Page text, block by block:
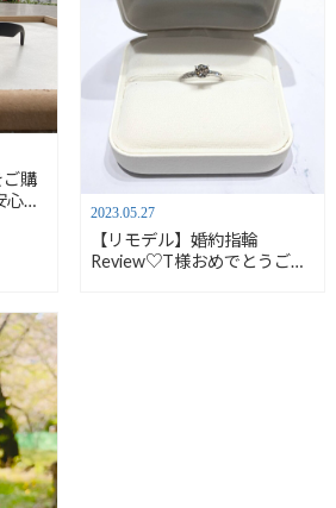
ご購
心堂
2023.05.27
【リモデル】婚約指輪
Review♡T様おめでとうござ